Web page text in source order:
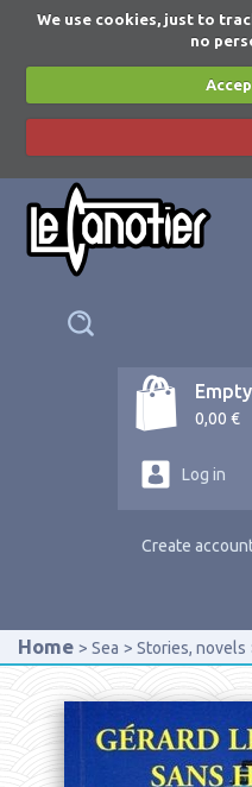
We use cookies, just to
no
Empty
0,00 €
Log in
Create
Home Sea Stories, novels